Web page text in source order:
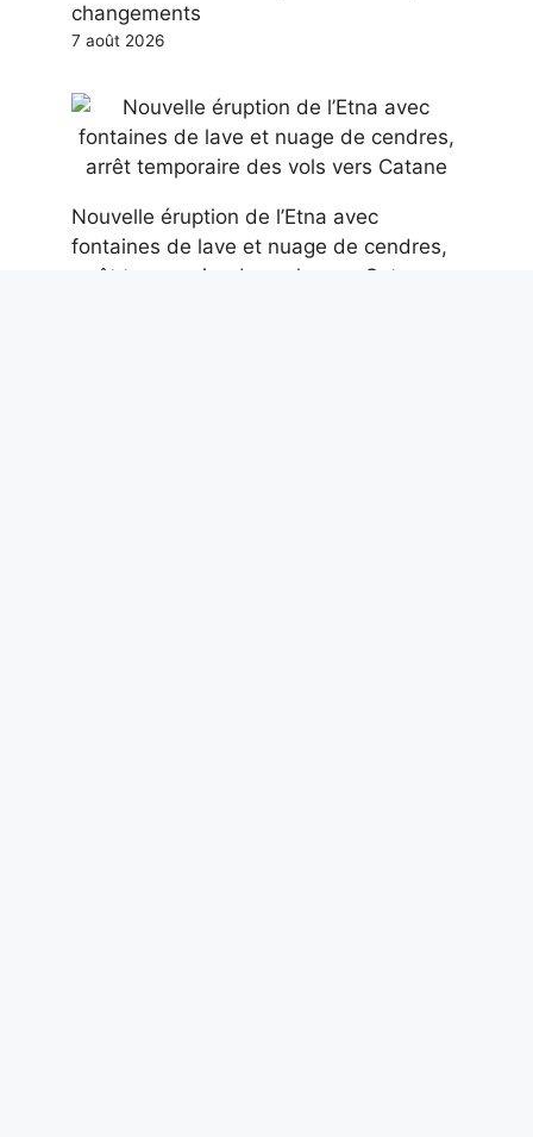
changements
7 août 2026
Nouvelle éruption de l’Etna avec
fontaines de lave et nuage de cendres,
arrêt temporaire des vols vers Catane